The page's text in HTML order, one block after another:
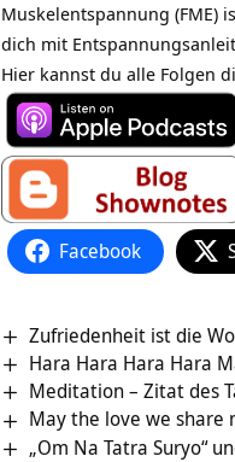
Muskelentspannung (FME)
dich mit
Hier kannst du alle Folgen
Facebook
Zufriedenheit ist die
Hara Hara Hara Hara
Meditation – Zitat des
May the love we share
„Om Na Tatra Suryo“